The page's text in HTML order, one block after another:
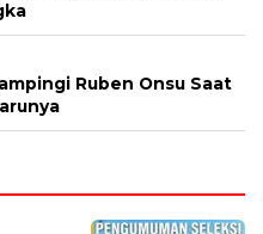
Ruben Onsu Saat